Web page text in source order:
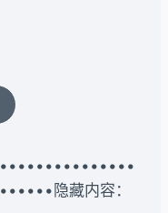
隐藏内容：